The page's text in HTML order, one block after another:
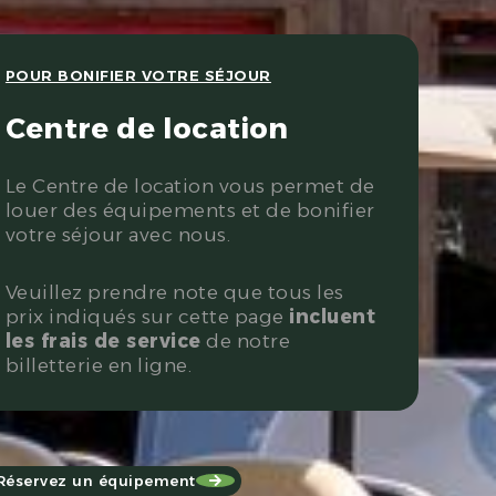
POUR BONIFIER VOTRE SÉJOUR
Centre de location
Le Centre de location vous permet de
louer des équipements et de bonifier
votre séjour avec nous.
Veuillez prendre note que tous les
prix indiqués sur cette page incluent
les frais de service de notre
billetterie en ligne.
un équipement